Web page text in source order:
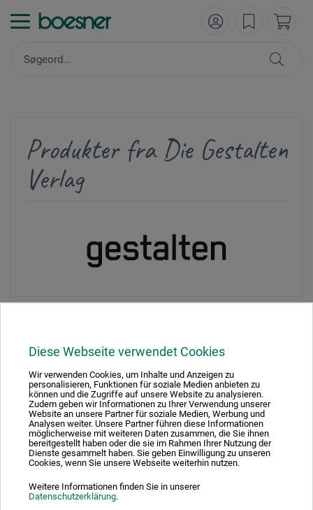
Diese Webseite verwendet Cookies
Wir verwenden Cookies, um Inhalte und Anzeigen zu
personalisieren, Funktionen für soziale Medien anbieten zu
können und die Zugriffe auf unsere Website zu analysieren.
Zudem geben wir Informationen zu Ihrer Verwendung unserer
Website an unsere Partner für soziale Medien, Werbung und
Analysen weiter. Unsere Partner führen diese Informationen
möglicherweise mit weiteren Daten zusammen, die Sie ihnen
bereitgestellt haben oder die sie im Rahmen Ihrer Nutzung der
Dienste gesammelt haben. Sie geben Einwilligung zu unseren
Cookies, wenn Sie unsere Webseite weiterhin nutzen.
Weitere Informationen finden Sie in unserer
Datenschutzerklärung.
Produkter fra Die Gestalten
Verlag
1
Absolut sikker